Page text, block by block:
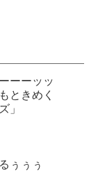
ーーッッ
ときめく
」
ぅぅぅ